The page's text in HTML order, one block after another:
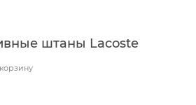
штаны Lacoste